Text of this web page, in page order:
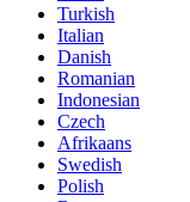
Turkish
Italian
Danish
Romanian
Indonesian
Czech
Afrikaans
Swedish
Polish